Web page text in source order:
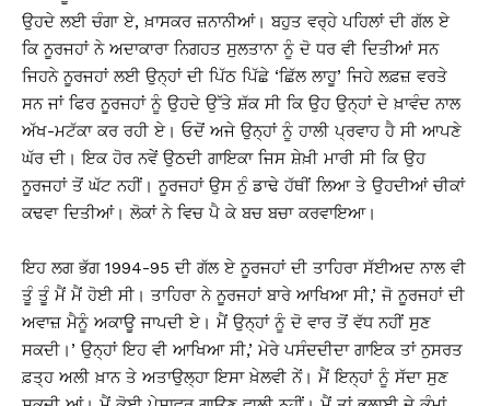
ਉਹਦੇ ਲਈ ਚੰਗਾ ਏ, ਖ਼ਾਸਕਰ ਜ਼ਨਾਨੀਆਂ। ਬਹੁਤ ਵਰ੍ਹੇ ਪਹਿਲਾਂ ਦੀ ਗੱਲ ਏ
ਕਿ ਨੂਰਜਹਾਂ ਨੇ ਅਦਾਕਾਰਾ ਨਿਗਹਤ ਸੁਲਤਾਨਾ ਨੂੰ ਦੋ ਧਰ ਵੀ ਦਿਤੀਆਂ ਸਨ
ਜਿਹਨੇ ਨੂਰਜਹਾਂ ਲਈ ਉਨ੍ਹਾਂ ਦੀ ਪਿੱਠ ਪਿੱਛੇ ‘ਛਿੱਲ ਲਾਹੂ’ ਜਿਹੇ ਲਫ਼ਜ਼ ਵਰਤੇ
ਸਨ ਜਾਂ ਫਿਰ ਨੂਰਜਹਾਂ ਨੂੰ ਉਹਦੇ ਉੱਤੇ ਸ਼ੱਕ ਸੀ ਕਿ ਉਹ ਉਨ੍ਹਾਂ ਦੇ ਖ਼ਾਵੰਦ ਨਾਲ
ਅੱਖ-ਮਟੱਕਾ ਕਰ ਰਹੀ ਏ। ਓਦੋਂ ਅਜੇ ਉਨ੍ਹਾਂ ਨੂੰ ਹਾਲੀ ਪ੍ਰਵਾਹ ਹੈ ਸੀ ਆਪਣੇ
ਘੱਰ ਦੀ। ਇਕ ਹੋਰ ਨਵੇਂ ਉਠਦੀ ਗਾਇਕਾ ਜਿਸ ਸ਼ੇਖ਼ੀ ਮਾਰੀ ਸੀ ਕਿ ਉਹ
ਨੂਰਜਹਾਂ ਤੋਂ ਘੱਟ ਨਹੀਂ। ਨੂਰਜਹਾਂ ਉਸ ਨੁੰ ਡਾਢੇ ਹੱਥੀਂ ਲਿਆ ਤੇ ਉਹਦੀਆਂ ਚੀਕਾਂ
ਕਢਵਾ ਦਿਤੀਆਂ। ਲੋਕਾਂ ਨੇ ਵਿਚ ਪੈ ਕੇ ਬਚ ਬਚਾ ਕਰਵਾਇਆ।
ਇਹ ਲਗ ਭੱਗ 1994-95 ਦੀ ਗੱਲ ਏ ਨੂਰਜਹਾਂ ਦੀ ਤਾਹਿਰਾ ਸੱਈਅਦ ਨਾਲ ਵੀ
ਤੂੰ ਤੂੰ ਮੈਂ ਮੈਂ ਹੋਈ ਸੀ। ਤਾਹਿਰਾ ਨੇ ਨੂਰਜਹਾਂ ਬਾਰੇ ਆਖਿਆ ਸੀ,’ ਜੋ ਨੂਰਜਹਾਂ ਦੀ
ਅਵਾਜ਼ ਮੈਨੂੰ ਅਕਾਊ ਜਾਪਦੀ ਏ। ਮੈਂ ਉਨ੍ਹਾਂ ਨੂੰ ਦੋ ਵਾਰ ਤੋਂ ਵੱਧ ਨਹੀਂ ਸੁਣ
ਸਕਦੀ।’ ਉਨ੍ਹਾਂ ਇਹ ਵੀ ਆਖਿਆ ਸੀ,’ ਮੇਰੇ ਪਸੰਦਦੀਦਾ ਗਾਇਕ ਤਾਂ ਨੁਸਰਤ
ਫ਼ਤ੍ਹ ਅਲੀ ਖ਼ਾਨ ਤੇ ਅਤਾਉਲ੍ਹਾ ਇਸਾ ਖ਼ੇਲਵੀ ਨੇਂ। ਮੈਂ ਇਨ੍ਹਾਂ ਨੂੰ ਸੱਦਾ ਸੁਣ